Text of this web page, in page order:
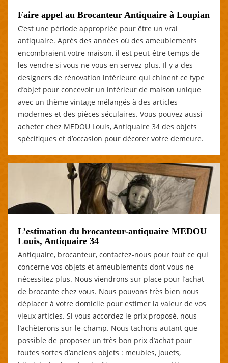
Faire appel au Brocanteur Antiquaire à Loupian
C’est une période appropriée pour être un vrai
antiquaire. Après des années où des ameublements
encombraient votre maison, il est peut-être temps de
les vendre si vous ne vous en servez plus. Il y a des
designers de rénovation intérieure qui chinent ce type
d’objet pour concevoir un intérieur de maison unique
avec un thème vintage mélangés à des articles
modernes et des pièces séculaires. Vous pouvez aussi
acheter chez MEDOU Louis, Antiquaire 34 des objets
spécifiques et d’occasion pour décorer votre demeure.
L’estimation du brocanteur-antiquaire MEDOU
Louis, Antiquaire 34
Antiquaire, brocanteur, contactez-nous pour tout ce qui
concerne vos objets et ameublements dont vous ne
nécessitez plus. Nous viendrons sur place pour l’achat
de brocante chez vous. Nous pouvons très bien nous
déplacer à votre domicile pour estimer la valeur de vos
vieux articles. Si vous accordez le prix proposé, nous
l’achèterons sur-le-champ. Nous tachons autant que
possible de proposer un très bon prix d’achat pour
toutes sortes d’anciens objets : meubles, jouets,